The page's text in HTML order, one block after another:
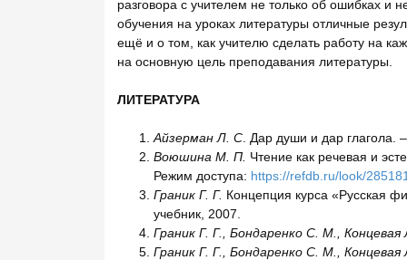
разговора с учителем не только об ошибках и
обучения на уроках литературы отличные
ещё и о том, как учителю сделать работу на
на основную цель преподавания литературы.
ЛИТЕРАТУРА
Айзерман Л. С. Дар души и дар глагола.
Воюшина М. П. Чтение как речевая и
Режим доступа: https://refdb.ru/look/
Граник Г. Г. Концепция курса «Русская
учебник, 2007.
Граник Г. Г., Бондаренко С. М., Концевая
Граник Г. Г., Бондаренко С. М.,